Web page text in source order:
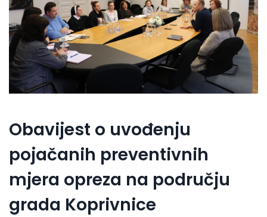
Obavijest o uvođenju
pojačanih preventivnih
mjera opreza na području
grada Koprivnice